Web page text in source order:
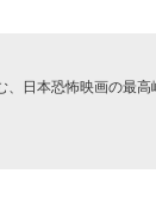
日本恐怖映画の最高